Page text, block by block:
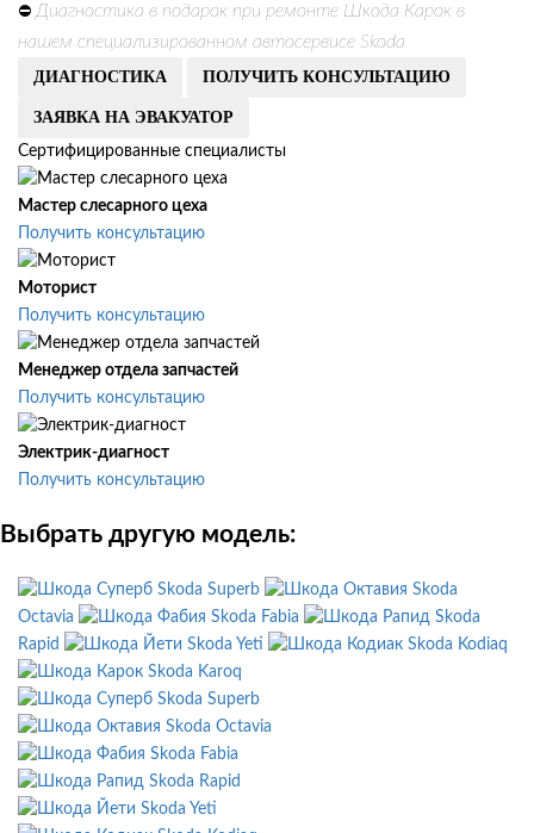
⛔ Диагностика в подарок при ремонте Шкода Карок в
нашем специализированном автосервисе Skoda
ДИАГНОСТИКА ПОЛУЧИТЬ КОНСУЛЬТАЦИЮ
ЗАЯВКА НА ЭВАКУАТОР
Сертифицированные специалисты
Мастер слесарного цеха
Получить консультацию
Моторист
Получить консультацию
Менеджер отдела запчастей
Получить консультацию
Электрик-диагност
Получить консультацию
Выбрать другую модель:
Skoda Superb
Skoda
Octavia
Skoda Fabia
Skoda
Rapid
Skoda Yeti
Skoda Kodiaq
Skoda Karoq
Skoda Superb
Skoda Octavia
Skoda Fabia
Skoda Rapid
Skoda Yeti